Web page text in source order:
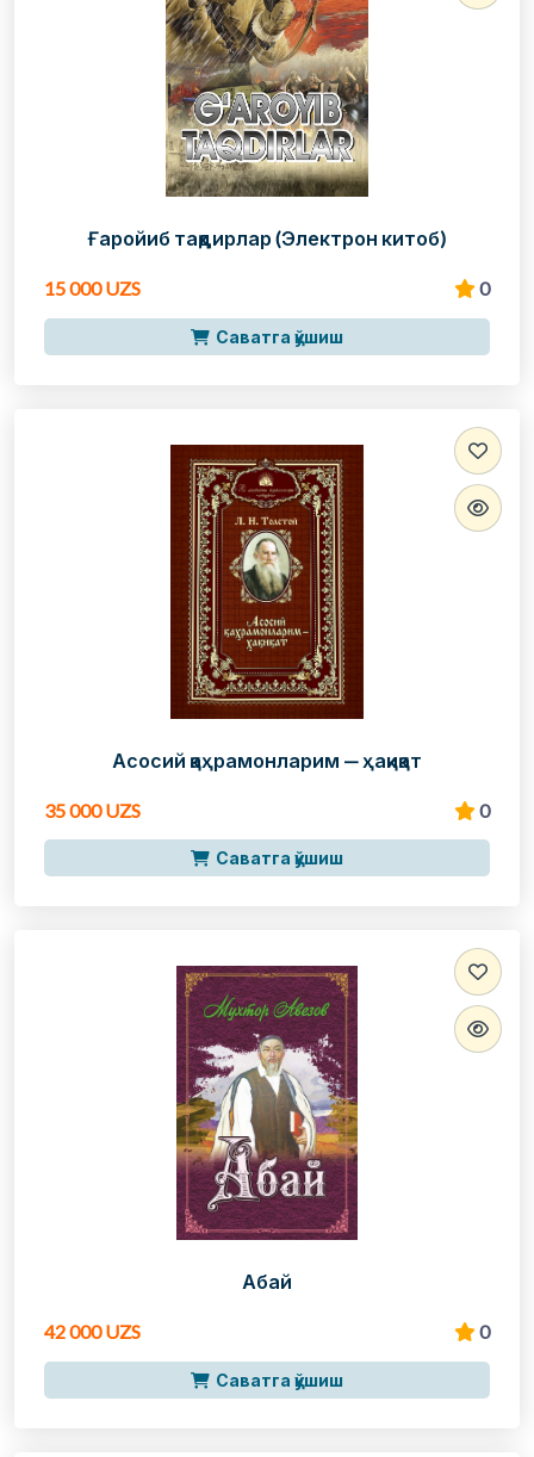
Ғаройиб тақдирлар (Электрон китоб)
15 000 UZS 0
Саватга қўшиш
Асосий қаҳрамонларим — ҳақиқат
35 000 UZS 0
Саватга қўшиш
Абай
42 000 UZS 0
Саватга қўшиш